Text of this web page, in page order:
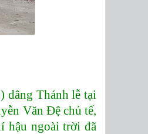
dâng Thánh lễ tại
Văn Đệ chủ tế,
hậu ngoài trời đã